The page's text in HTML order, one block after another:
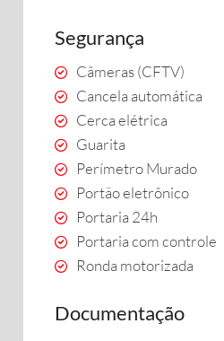
Segurança
Câmeras (CFTV)
Cancela automática
Cerca elétrica
Guarita
Perímetro Murado
Portão eletrônico
Portaria 24h
Portaria com controle
Ronda motorizada
Documentação